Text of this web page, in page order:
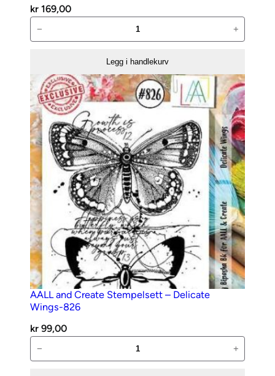
kr 169,00
and
–
Crazy
Maison-
1047
antall
− +
Legg i handlekurv
AALL and Create Stempelsett – Delicate
Wings-826
kr 99,00
and
− +